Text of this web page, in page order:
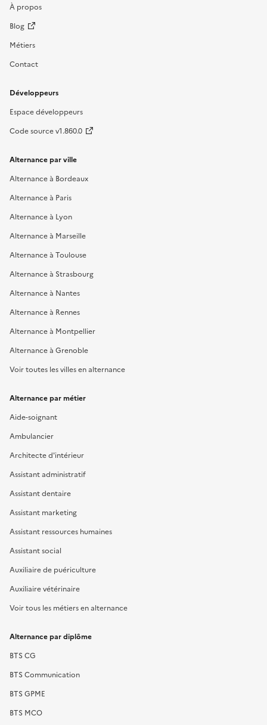
À propos
Blog
Métiers
Contact
Développeurs
Espace développeurs
Code source v1.860.0
Alternance par ville
Alternance à Bordeaux
Alternance à Paris
Alternance à Lyon
Alternance à Marseille
Alternance à Toulouse
Alternance à Strasbourg
Alternance à Nantes
Alternance à Rennes
Alternance à Montpellier
Alternance à Grenoble
Voir toutes les villes en alternance
Alternance par métier
Aide-soignant
Ambulancier
Architecte d'intérieur
Assistant administratif
Assistant dentaire
Assistant marketing
Assistant ressources humaines
Assistant social
Auxiliaire de puériculture
Auxiliaire vétérinaire
Voir tous les métiers en alternance
Alternance par diplôme
BTS CG
BTS Communication
BTS GPME
BTS MCO